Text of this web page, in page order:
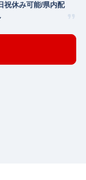
祝休み可能/県内配